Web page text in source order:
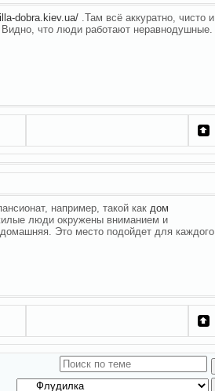
dobra.kiev.ua/ .Там всё аккуратно, чисто и
что люди работают неравнодушные.
например, такой как дом
люди окружены вниманием и
Это место подойдет для каждого.